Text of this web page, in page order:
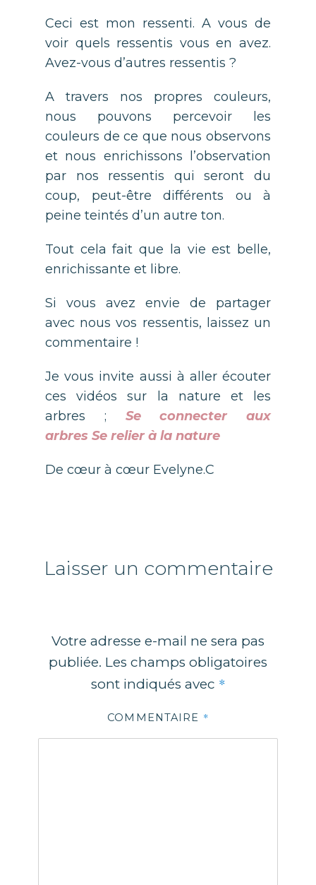
Ceci est mon ressenti. A vous de
voir quels ressentis vous en avez.
Avez-vous d’autres ressentis ?
A travers nos propres couleurs,
nous pouvons percevoir les
couleurs de ce que nous observons
et nous enrichissons l’observation
par nos ressentis qui seront du
coup, peut-être différents ou à
peine teintés d’un autre ton.
Tout cela fait que la vie est belle,
enrichissante et libre.
Si vous avez envie de partager
avec nous vos ressentis, laissez un
commentaire !
Je vous invite aussi à aller écouter
ces vidéos sur la nature et les
arbres ; Se connecter aux
arbres Se relier à la nature
De cœur à cœur Evelyne.C
Laisser un commentaire
Votre adresse e-mail ne sera pas
publiée. Les champs obligatoires
sont indiqués avec *
COMMENTAIRE *